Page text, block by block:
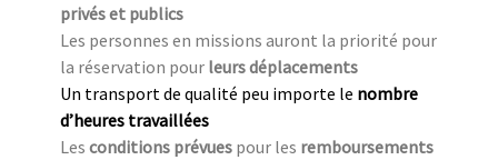
privés et publics
Les personnes en missions auront la priorité pour
la réservation pour leurs déplacements
Un transport de qualité peu importe le nombre
d’heures travaillées
Les conditions prévues pour les remboursements